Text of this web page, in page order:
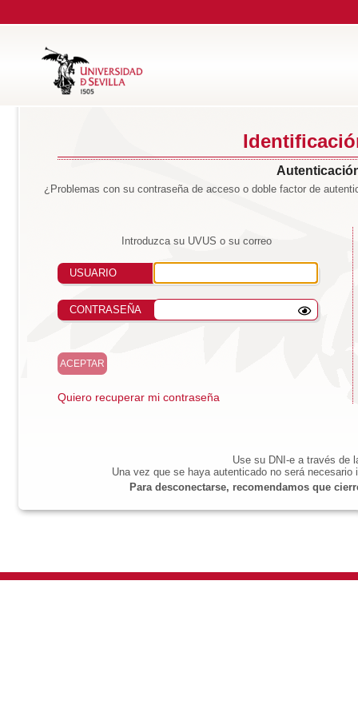
¿Problemas con su contraseña de acceso o doble factor de
Introduzca su UVUS o su correo
USUARIO
CONTRASEÑA
Quiero recuperar mi contraseña
Use su DNI-e a través de
Una vez que se haya autenticado no será
Para desconectarse, recomendamos que